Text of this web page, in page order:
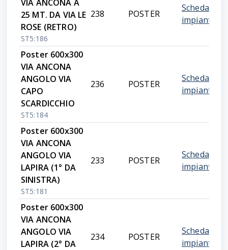
VIA ANCONA A
25 MT. DA VIA LE
ROSE (RETRO)
ST5:186
238 POSTER
Scheda
impianto
Poster 600x300
VIA ANCONA
ANGOLO VIA
CAPO
SCARDICCHIO
ST5:184
236 POSTER
Scheda
impianto
Poster 600x300
VIA ANCONA
ANGOLO VIA
LAPIRA (1° DA
SINISTRA)
ST5:181
233 POSTER
Scheda
impianto
Poster 600x300
VIA ANCONA
ANGOLO VIA
LAPIRA (2° DA
234 POSTER
Scheda
impianto